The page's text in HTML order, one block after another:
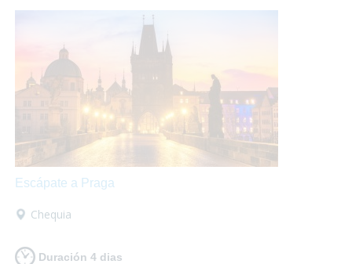
tus necesidades y tu... ¡deberás encargarte de disfrutar!
Escápate a Praga
Chequia
Duración 4 dias